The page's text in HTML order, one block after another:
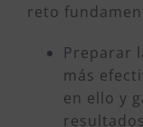
reto
Preparar
más
en ello y